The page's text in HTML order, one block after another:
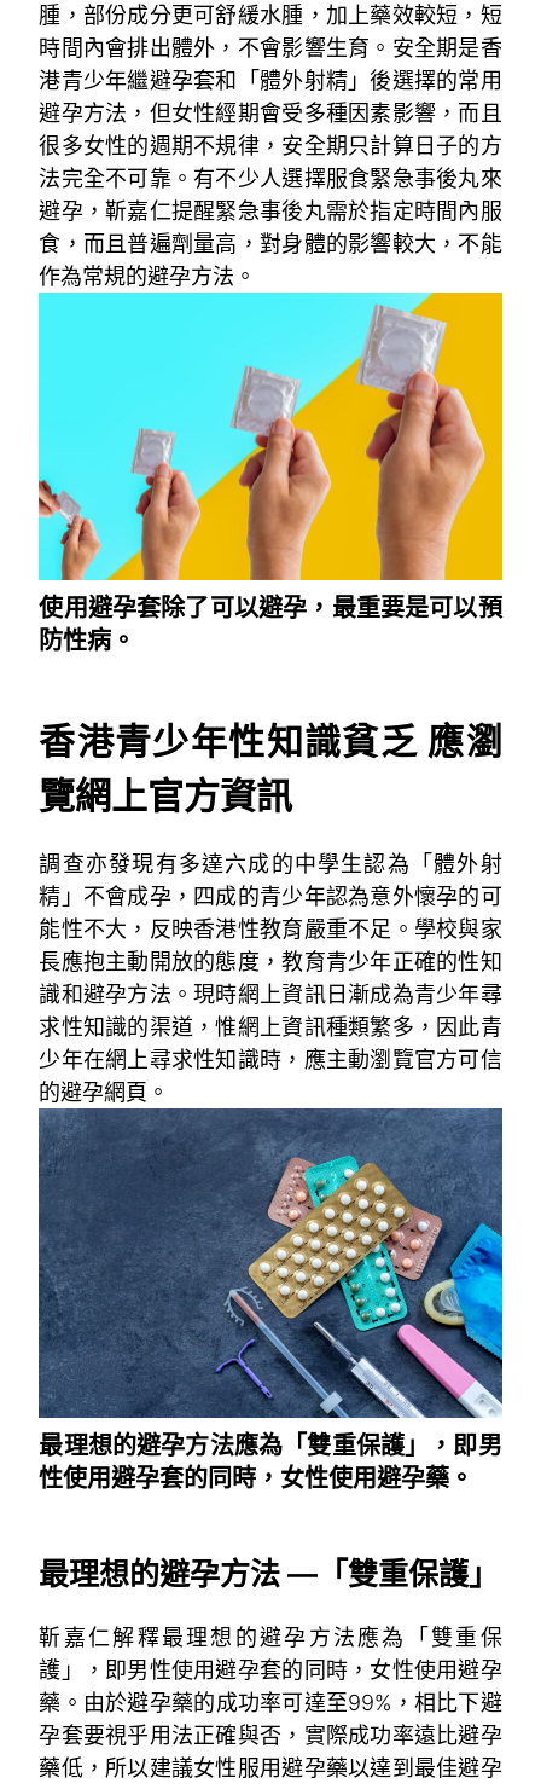
腫，部份成分更可舒緩水腫，加上藥效較短，短
時間內會排出體外，不會影響生育。安全期是香
港青少年繼避孕套和「體外射精」後選擇的常用
避孕方法，但女性經期會受多種因素影響，而且
很多女性的週期不規律，安全期只計算日子的方
法完全不可靠。有不少人選擇服食緊急事後丸來
避孕，靳嘉仁提醒緊急事後丸需於指定時間內服
食，而且普遍劑量高，對身體的影響較大，不能
作為常規的避孕方法。
使用避孕套除了可以避孕，最重要是可以預
防性病。
香港青少年性知識貧乏 應瀏
覽網上官方資訊
調查亦發現有多達六成的中學生認為「體外射
精」不會成孕，四成的青少年認為意外懷孕的可
能性不大，反映香港性教育嚴重不足。學校與家
長應抱主動開放的態度，教育青少年正確的性知
識和避孕方法。現時網上資訊日漸成為青少年尋
求性知識的渠道，惟網上資訊種類繁多，因此青
少年在網上尋求性知識時，應主動瀏覽官方可信
的避孕網頁。
最理想的避孕方法應為「雙重保護」，即男
性使用避孕套的同時，女性使用避孕藥。
最理想的避孕方法 —「雙重保護」
靳嘉仁解釋最理想的避孕方法應為「雙重保
護」，即男性使用避孕套的同時，女性使用避孕
藥。由於避孕藥的成功率可達至99%，相比下避
孕套要視乎用法正確與否，實際成功率遠比避孕
藥低，所以建議女性服用避孕藥以達到最佳避孕